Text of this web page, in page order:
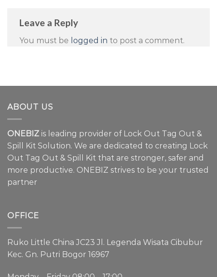
Leave a Reply
You must be logged in to post a comment.
ABOUT US
ONEBIZ is leading provider of Lock Out Tag Out &
Spill Kit Solution. We are dedicated to creating Lock
Out Tag Out & Spill Kit that are stronger, safer and
more productive. ONEBIZ strives to be your trusted
partner
OFFICE
Ruko Little China JC23 Jl. Legenda Wisata Cibubur
Kec. Gn. Putri Bogor 16967